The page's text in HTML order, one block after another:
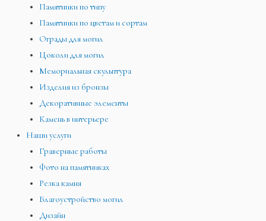
Памятники по типу
Памятники по цветам и сортам
Ограды для могил
Цоколи для могил
Мемориальная скульптура
Изделия из бронзы
Декоративные элементы
Камень в интерьере
Наши услуги
Граверные работы
Фото на памятниках
Резка камня
Благоустройство могил
Дизайн